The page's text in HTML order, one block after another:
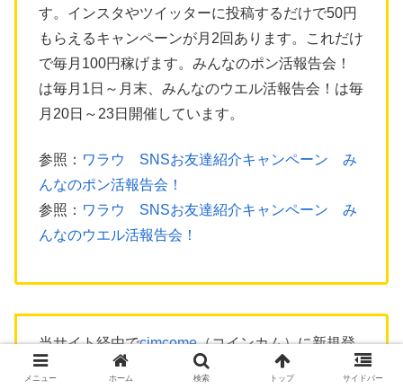
す。インスタやツイッターに投稿するだけで50円
もらえるキャンペーンが月2回あります。これだけ
で毎月100円稼げます。みんなのポン活報告会！
は毎月1日～月末、みんなのウエル活報告会！は毎
月20日～23日開催しています。
参照： ワラウ SNSお友達紹介キャンペーン み
んなのポン活報告会！
参照： ワラウ SNSお友達紹介キャンペーン み
んなのウエル活報告会！
当サイト経由でcimcome（コインカム）に新規登
録すると、
50円 もらえます。
メニュー ホーム 検索 トップ サイドバー